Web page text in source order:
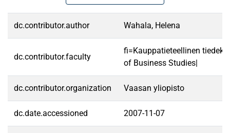
dc.contributor.author Wahala, Helena
dc.contributor.faculty
fi=Kauppatieteellinen
of Business Studies|
dc.contributor.organization Vaasan yliopisto
dc.date.accessioned 2007-11-07